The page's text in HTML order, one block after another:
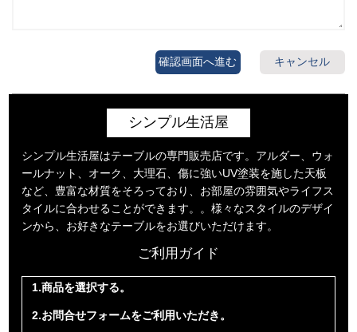
キャンセル
確認画面へ進む
シンプル生活屋
シンプル生活屋はテーブルの専門販売店です。アルダー、ウォ
ールナット、オーク、大理石、傷に強いUV塗装を施した天板
など、豊富な材質をそろっており、お部屋の雰囲気やライフス
タイルに合わせることができます。。様々なスタイルのデザイ
ンから、お好きなテーブルをお選びいただけます。
ご利用ガイド
1.商品を選択する。
2.お問合せフォームをご利用いただき。